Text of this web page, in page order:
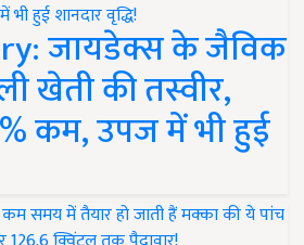
जायडेक्स के जैविक
खेती की तस्वीर,
कम, उपज में भी हुई